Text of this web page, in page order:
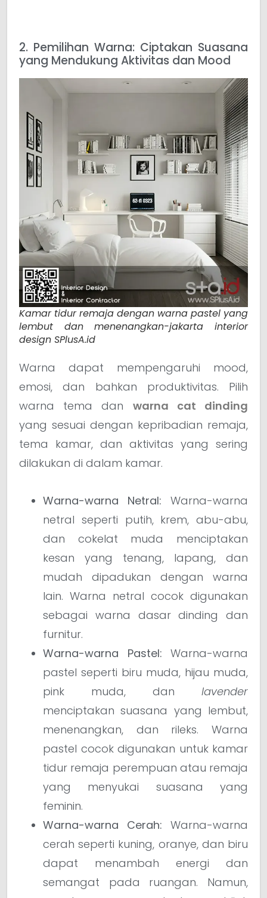
2. Pemilihan Warna: Ciptakan Suasana
yang Mendukung Aktivitas dan Mood
Kamar tidur remaja dengan warna pastel yang
lembut dan menenangkan-jakarta interior
design SPlusA.id
Warna dapat mempengaruhi mood,
emosi, dan bahkan produktivitas. Pilih
warna tema dan warna cat dinding
yang sesuai dengan kepribadian remaja,
tema kamar, dan aktivitas yang sering
dilakukan di dalam kamar.
Warna-warna Netral: Warna-warna
netral seperti putih, krem, abu-abu,
dan cokelat muda menciptakan
kesan yang tenang, lapang, dan
mudah dipadukan dengan warna
lain. Warna netral cocok digunakan
sebagai warna dasar dinding dan
furnitur.
Warna-warna Pastel: Warna-warna
pastel seperti biru muda, hijau muda,
pink muda, dan lavender
menciptakan suasana yang lembut,
menenangkan, dan rileks. Warna
pastel cocok digunakan untuk kamar
tidur remaja perempuan atau remaja
yang menyukai suasana yang
feminin.
Warna-warna Cerah: Warna-warna
cerah seperti kuning, oranye, dan biru
dapat menambah energi dan
semangat pada ruangan. Namun,